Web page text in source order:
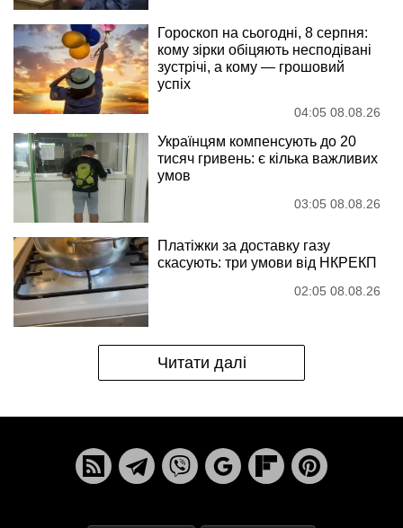
Гороскоп на сьогодні, 8 серпня:
кому зірки обіцяють несподівані
зустрічі, а кому — грошовий
успіх
04:05 08.08.26
Українцям компенсують до 20
тисяч гривень: є кілька важливих
умов
03:05 08.08.26
Платіжки за доставку газу
скасують: три умови від НКРЕКП
02:05 08.08.26
Читати далі